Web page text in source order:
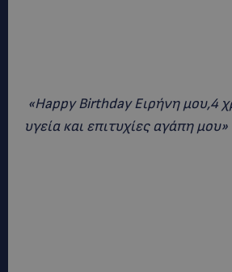
«Happy Birthday Ειρήνη μου,4
υγεία και επιτυχίες αγάπη μου»